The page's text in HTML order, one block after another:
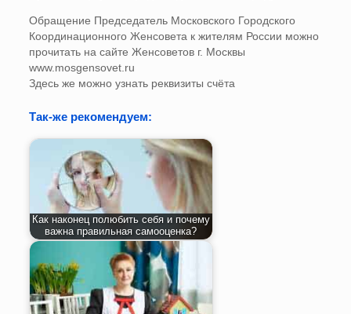
Обращение Председатель Московского Городского
Координационного Женсовета к жителям России можно
прочитать на сайте Женсоветов г. Москвы
www.mosgensovet.ru
Здесь же можно узнать реквизиты счёта
Так-же рекомендуем:
Как наконец полюбить себя и почему
важна правильная самооценка?